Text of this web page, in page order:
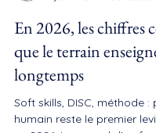
4 juin
3 min de lecture
En 2026, les chiffres
que le terrain
longtemps